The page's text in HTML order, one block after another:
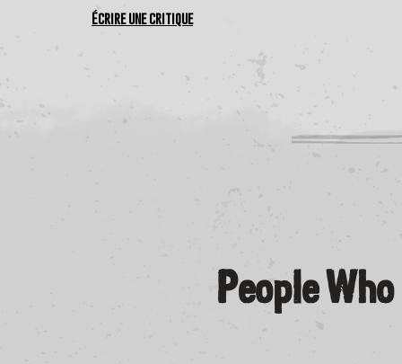
Écrire une critique
People